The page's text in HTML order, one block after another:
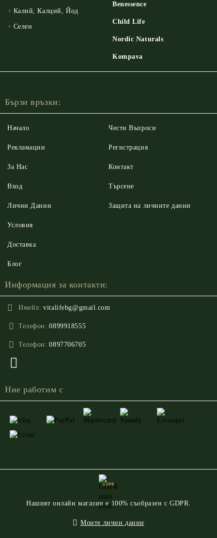
Калий, Калций, Йод
Селен
Benessence
Child Life
Nordic Naturals
Kompava
Бързи връзки:
Начало
Рекламации
За Нас
Вход
Чести Въпроси
Регистрация
Контакт
Търсене
Лични Данни
Условия
Доставка
Блог
Защита на личните данни
Информация за контакти:
Имейл: vitalifebg@gmail.com
Телефон: 0899918555
Телефон: 0897706705
Ние работим с
GDPR
Нашият онлайн магазин е 100% съобразен с GDPR.
Моите лични данни